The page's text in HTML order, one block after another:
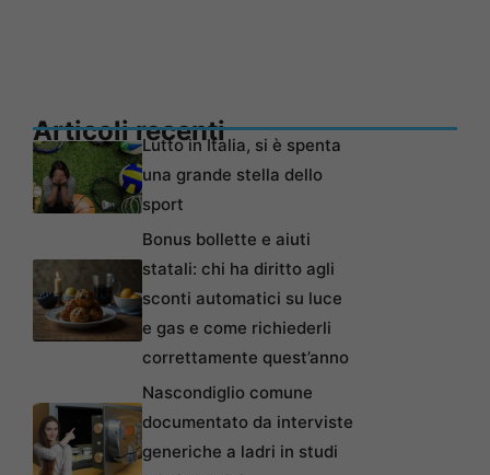
Articoli recentiLutto in Italia, si è spenta
una grande stella dello
sport
Bonus bollette e aiuti
statali: chi ha diritto agli
sconti automatici su luce
e gas e come richiederli
correttamente quest’anno
Nascondiglio comune
documentato da interviste
generiche a ladri in studi